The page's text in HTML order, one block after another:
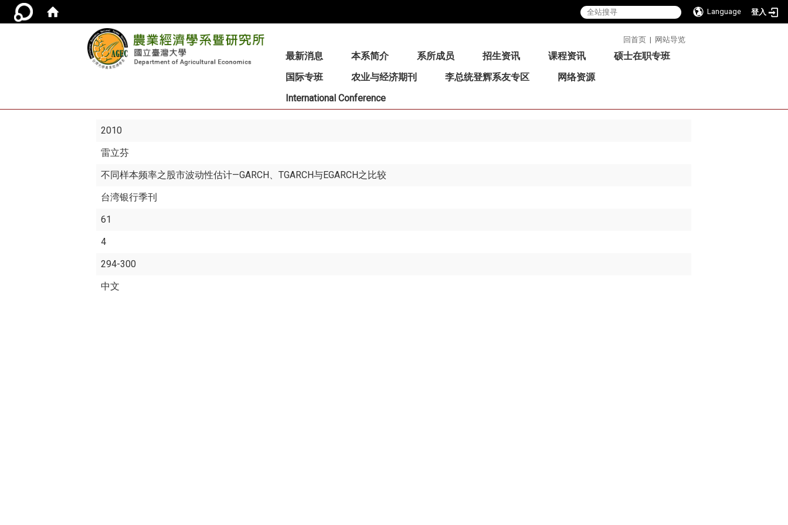
Language 登入
回首页 | 网站导览
最新消息 本系简介 系所成员 招生资讯 课程资讯
硕士在职专班
国际专班
农业与经济期刊 李总统登辉系友专区
网络资源
International Conference
2010
雷立芬
不同样本频率之股市波动性估计—GARCH、TGARCH与EGARCH之比较
台湾银行季刊
61
4
294-300
中文